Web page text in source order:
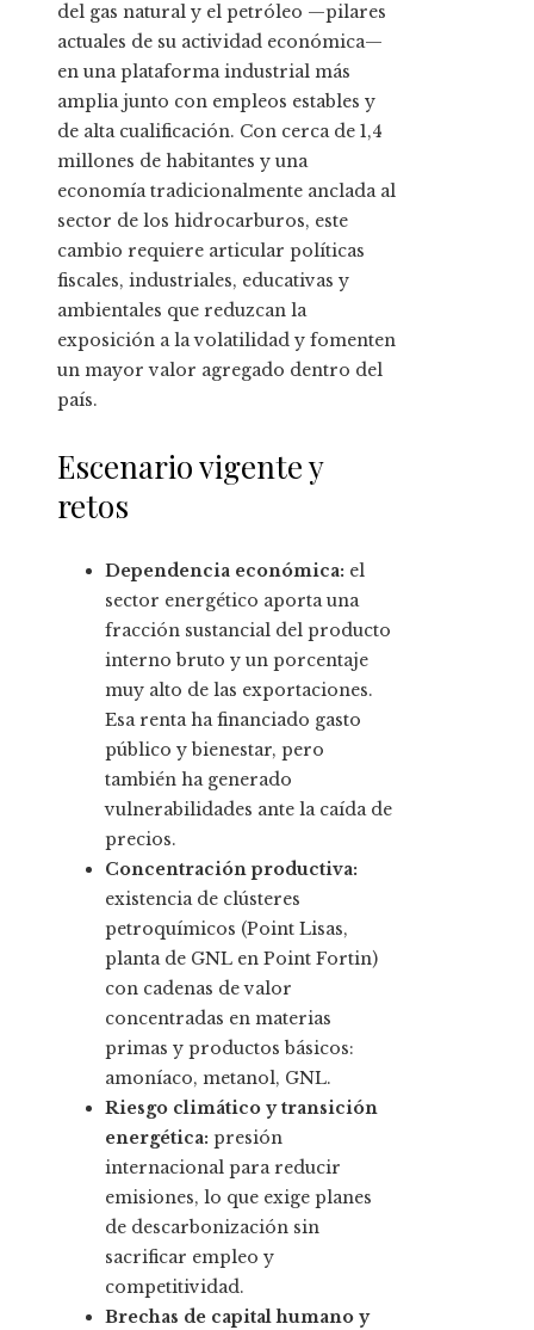
del gas natural y el petróleo —pilares
actuales de su actividad económica—
en una plataforma industrial más
amplia junto con empleos estables y
de alta cualificación. Con cerca de 1,4
millones de habitantes y una
economía tradicionalmente anclada al
sector de los hidrocarburos, este
cambio requiere articular políticas
fiscales, industriales, educativas y
ambientales que reduzcan la
exposición a la volatilidad y fomenten
un mayor valor agregado dentro del
país.
Escenario vigente y
retos
Dependencia económica: el
sector energético aporta una
fracción sustancial del producto
interno bruto y un porcentaje
muy alto de las exportaciones.
Esa renta ha financiado gasto
público y bienestar, pero
también ha generado
vulnerabilidades ante la caída de
precios.
Concentración productiva:
existencia de clústeres
petroquímicos (Point Lisas,
planta de GNL en Point Fortin)
con cadenas de valor
concentradas en materias
primas y productos básicos:
amoníaco, metanol, GNL.
Riesgo climático y transición
energética: presión
internacional para reducir
emisiones, lo que exige planes
de descarbonización sin
sacrificar empleo y
competitividad.
Brechas de capital humano y